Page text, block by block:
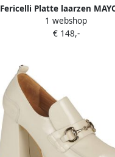
Fericelli Platte laarzen
1 webshop
€ 148,-